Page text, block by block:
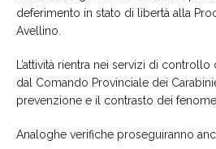
deferimento in stato di libertà alla
Avellino.
L’attività rientra nei servizi di
dal Comando Provinciale dei
prevenzione e il contrasto dei
Analoghe verifiche proseguiranno